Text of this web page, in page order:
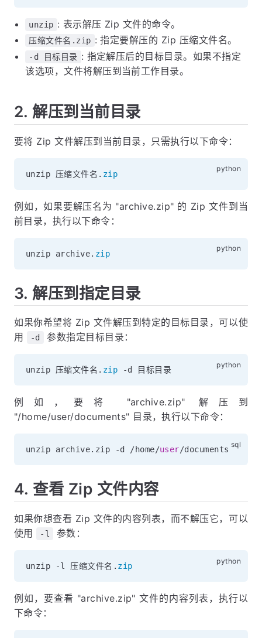
unzip : 表示解压 Zip 文件的命令。
压缩文件名.zip : 指定要解压的 Zip 压缩文件名。
-d 目标目录 : 指定解压后的目标目录。如果不指定
该选项，文件将解压到当前工作目录。
2. 解压到当前目录
要将 Zip 文件解压到当前目录，只需执行以下命令：
unzip 压缩文件名 . zip
例如，如果要解压名为 "archive.zip" 的 Zip 文件到当
前目录，执行以下命令：
unzip archive. zip
3. 解压到指定目录
如果你希望将 Zip 文件解压到特定的目标目录，可以使
用
-d 参数指定目标目录：
unzip 压缩文件名 . zip -
例如，要将 "archive.zip" 解压到
"/home/user/documents" 目录，执行以下命令：
unzip archive. zip -d /home/user/
4. 查看 Zip 文件内容
如果你想查看 Zip 文件的内容列表，而不解压它，可以
使用
-l 参数：
unzip -l 压缩文件名 . zip
例如，要查看 "archive.zip" 文件的内容列表，执行以
下命令：